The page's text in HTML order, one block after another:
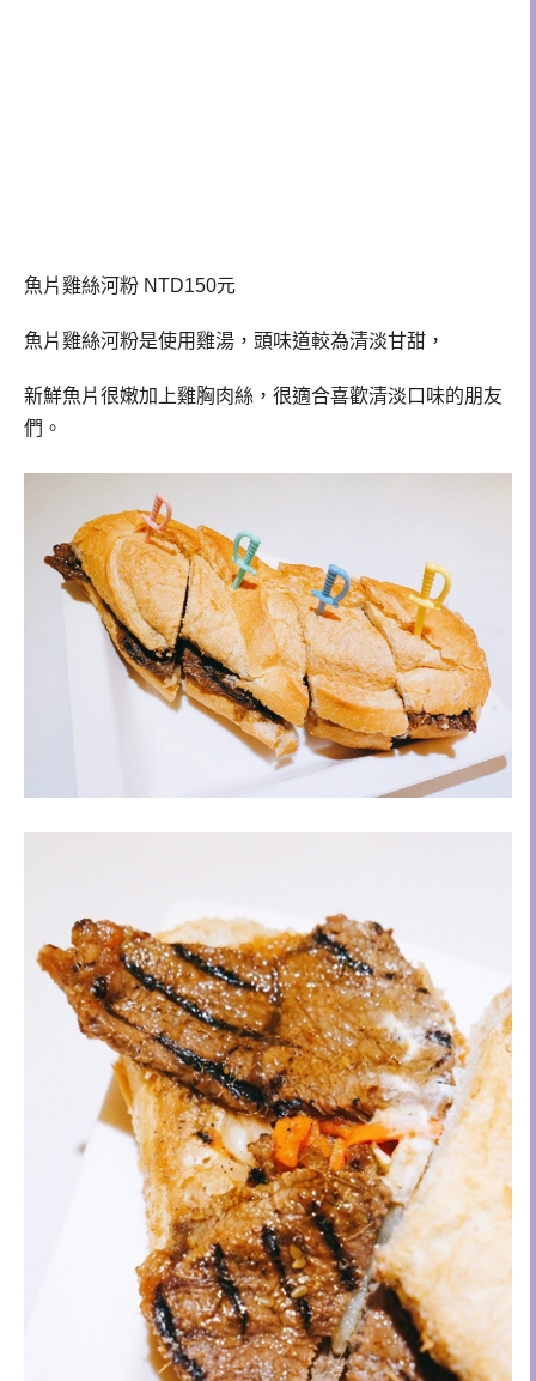
魚片雞絲河粉 NTD150元
魚片雞絲河粉是使用雞湯，頭味道較為清淡甘甜，
新鮮魚片很嫩加上雞胸肉絲，很適合喜歡清淡口味的朋友
們。